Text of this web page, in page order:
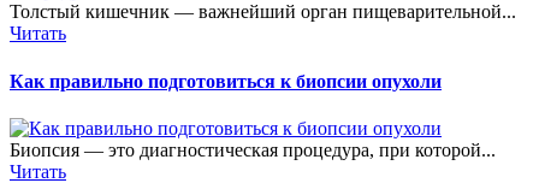
Толстый кишечник — важнейший орган пищеварительной...
Читать
Как правильно подготовиться к биопсии опухоли
Биопсия — это диагностическая процедура, при которой...
Читать